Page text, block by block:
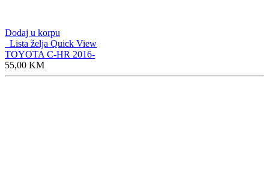
Dodaj u korpu
Lista želja Quick View
TOYOTA C-HR 2016-
55,00 KM